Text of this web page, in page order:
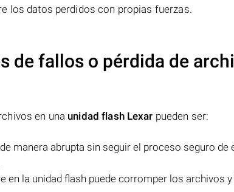
los datos perdidos con propias fuerzas.
de fallos o pérdida de
en una unidad flash Lexar pueden ser:
manera abrupta sin seguir el proceso seguro de
la unidad flash puede corromper los archivos y